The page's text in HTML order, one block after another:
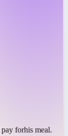
pay forhis meal.